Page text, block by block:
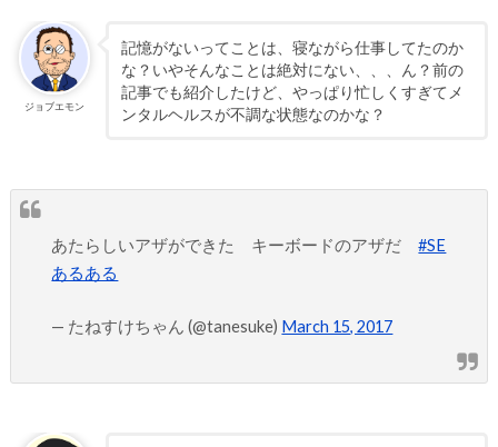
ジョブエモン
記憶がないってことは、寝ながら仕事してたのか
な？いやそんなことは絶対にない、、、ん？前の
記事でも紹介したけど、やっぱり忙しくすぎてメ
ンタルヘルスが不調な状態なのかな？
あたらしいアザができた キーボードのアザだ#SE
あるある
— たねすけちゃん (@tanesuke) March 15, 2017